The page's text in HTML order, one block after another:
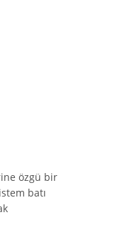
özgü bir
batı